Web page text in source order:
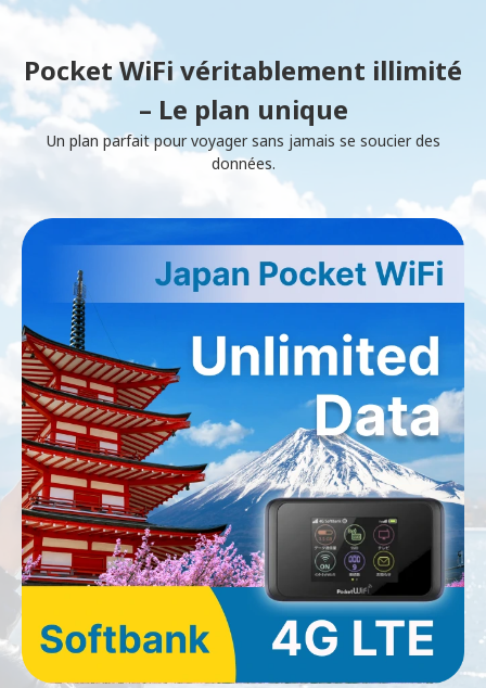
Pocket WiFi véritablement illimité
– Le plan unique
Un plan parfait pour voyager sans jamais se soucier des
données.